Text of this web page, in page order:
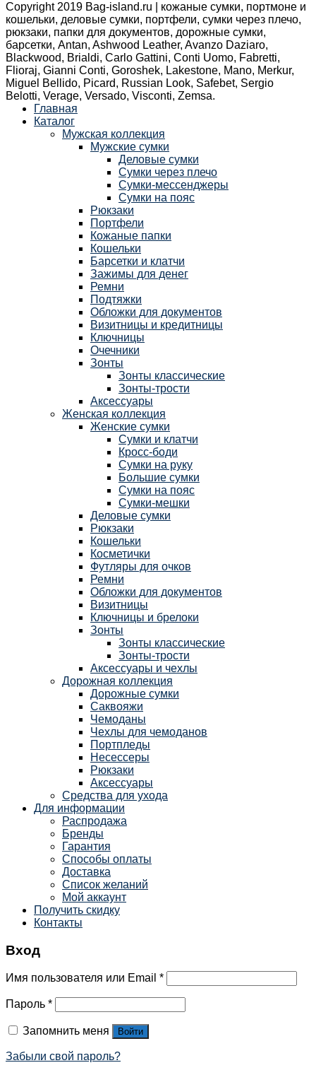
Copyright 2019 Bag-island.ru | кожаные сумки, портмоне и
кошельки, деловые сумки, портфели, сумки через плечо,
рюкзаки, папки для документов, дорожные сумки,
барсетки, Antan, Ashwood Leather, Avanzo Daziaro,
Blackwood, Brialdi, Carlo Gattini, Conti Uomo, Fabretti,
Flioraj, Gianni Conti, Goroshek, Lakestone, Mano, Merkur,
Miguel Bellido, Picard, Russian Look, Safebet, Sergio
Belotti, Verage, Versado, Visconti, Zemsa.
Главная
Каталог
Мужская коллекция
Мужские сумки
Деловые сумки
Сумки через плечо
Сумки-мессенджеры
Сумки на пояс
Рюкзаки
Портфели
Кожаные папки
Кошельки
Барсетки и клатчи
Зажимы для денег
Ремни
Подтяжки
Обложки для документов
Визитницы и кредитницы
Ключницы
Очечники
Зонты
Зонты классические
Зонты-трости
Аксессуары
Женская коллекция
Женские сумки
Сумки и клатчи
Кросс-боди
Сумки на руку
Большие сумки
Сумки на пояс
Сумки-мешки
Деловые сумки
Рюкзаки
Кошельки
Косметички
Футляры для очков
Ремни
Обложки для документов
Визитницы
Ключницы и брелоки
Зонты
Зонты классические
Зонты-трости
Аксессуары и чехлы
Дорожная коллекция
Дорожные сумки
Саквояжи
Чемоданы
Чехлы для чемоданов
Портпледы
Несессеры
Рюкзаки
Аксессуары
Средства для ухода
Для информации
Распродажа
Бренды
Гарантия
Способы оплаты
Доставка
Список желаний
Мой аккаунт
Получить скидку
Контакты
Вход
Имя пользователя или Email *
Пароль *
Запомнить меня Войти
Забыли свой пароль?